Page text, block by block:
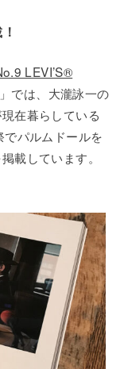
LEVI’S®️
」では、大瀧詠一の
在暮らしている
パルムドールを
載しています。